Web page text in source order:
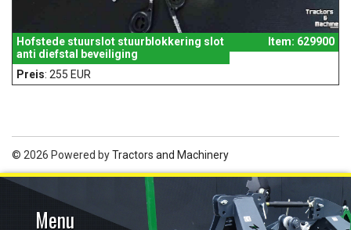
Hofstede stuurslot stuurblokkering slot
anti diefstal beveiliging
Item: 629900
Preis: 255 EUR
© 2026 Powered byTractors and Machinery
Menu